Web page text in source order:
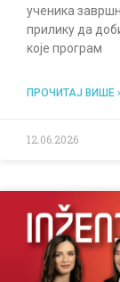
ученика
прилику да
које програм
ПРОЧИТАЈ ВИШЕ
12.06.2026